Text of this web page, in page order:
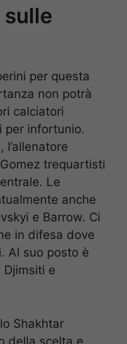
per questa
non potrà
calciatori
per infortunio.
trequartisti
Le
anche
e Barrow. Ci
in difesa dove
Al suo posto è
Djimsiti e
Shakhtar
della scelta e